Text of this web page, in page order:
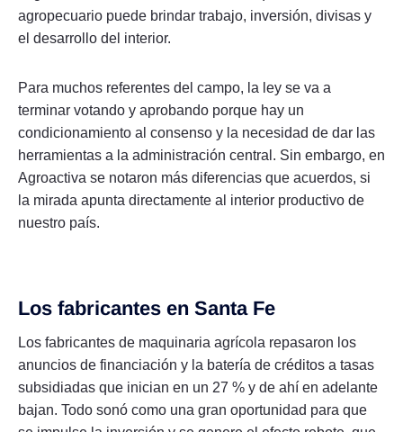
agropecuario puede brindar trabajo, inversión, divisas y
el desarrollo del interior.
Para muchos referentes del campo, la ley se va a
terminar votando y aprobando porque hay un
condicionamiento al consenso y la necesidad de dar las
herramientas a la administración central. Sin embargo, en
Agroactiva se notaron más diferencias que acuerdos, si
la mirada apunta directamente al interior productivo de
nuestro país.
Los fabricantes en Santa Fe
Los fabricantes de maquinaria agrícola repasaron los
anuncios de financiación y la batería de créditos a tasas
subsidiadas que inician en un 27 % y de ahí en adelante
bajan. Todo sonó como una gran oportunidad para que